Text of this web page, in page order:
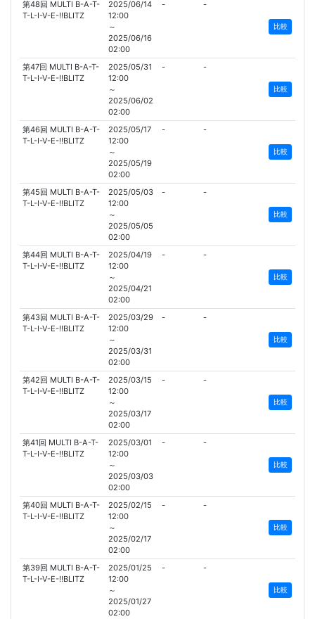
第48回 MULTI B-A-T-
T-L-I-V-E-!!BLITZ
2025/06/14
12:00
～
2025/06/16
02:00
- -
比較
第47回 MULTI B-A-T-
T-L-I-V-E-!!BLITZ
2025/05/31
12:00
～
2025/06/02
02:00
- -
比較
第46回 MULTI B-A-T-
T-L-I-V-E-!!BLITZ
2025/05/17
12:00
～
2025/05/19
02:00
- -
比較
第45回 MULTI B-A-T-
T-L-I-V-E-!!BLITZ
2025/05/03
12:00
～
2025/05/05
02:00
- -
比較
第44回 MULTI B-A-T-
T-L-I-V-E-!!BLITZ
2025/04/19
12:00
～
2025/04/21
02:00
- -
比較
第43回 MULTI B-A-T-
T-L-I-V-E-!!BLITZ
2025/03/29
12:00
～
2025/03/31
02:00
- -
比較
第42回 MULTI B-A-T-
T-L-I-V-E-!!BLITZ
2025/03/15
12:00
～
2025/03/17
02:00
- -
比較
第41回 MULTI B-A-T-
T-L-I-V-E-!!BLITZ
2025/03/01
12:00
～
2025/03/03
02:00
- -
比較
第40回 MULTI B-A-T-
T-L-I-V-E-!!BLITZ
2025/02/15
12:00
～
2025/02/17
02:00
- -
比較
第39回 MULTI B-A-T-
T-L-I-V-E-!!BLITZ
2025/01/25
12:00
～
2025/01/27
02:00
- -
比較